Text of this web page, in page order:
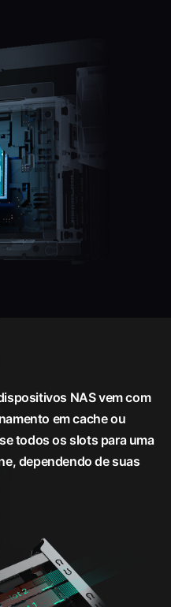
NAS vem com
em cache ou
todos os slots para uma
dependendo de suas